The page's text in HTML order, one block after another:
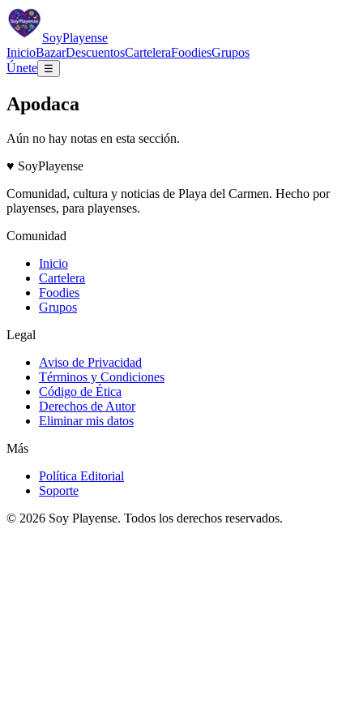
SoyPlayense
InicioBazarDescuentosCarteleraFoodiesGrupos
Únete ☰
Apodaca
Aún no hay notas en esta sección.
♥ SoyPlayense
Comunidad, cultura y noticias de Playa del Carmen. Hecho por
playenses, para playenses.
Comunidad
Inicio
Cartelera
Foodies
Grupos
Legal
Aviso de Privacidad
Términos y Condiciones
Código de Ética
Derechos de Autor
Eliminar mis datos
Más
Política Editorial
Soporte
© 2026 Soy Playense. Todos los derechos reservados.